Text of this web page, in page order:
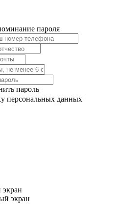
пароля
пароль
персональных данных
экран